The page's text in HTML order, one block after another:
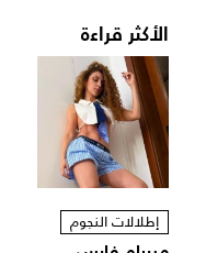
الأكثر قراءة
إطلالات النجوم